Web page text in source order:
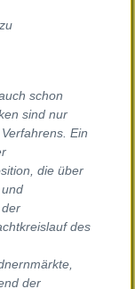
schon
sind nur
Verfahrens. Ein
die über
des
der